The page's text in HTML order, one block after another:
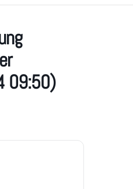
09:50)